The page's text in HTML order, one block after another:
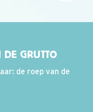
DE GRUTTO
de roep van de